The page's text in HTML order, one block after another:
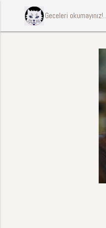
ccccci Geceleri okumayınız!..